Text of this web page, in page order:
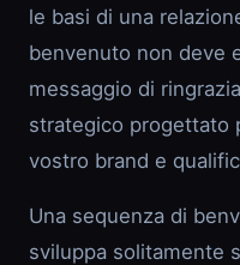
le basi di una
benvenuto non deve
messaggio di
strategico progettato
vostro brand e
Una sequenza di
sviluppa solitamente